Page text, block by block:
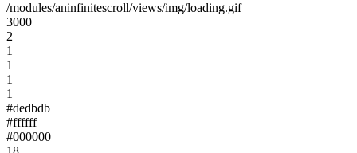
/modules/aninfinitescroll/views/img/loading.gif
3000
2
1
1
1
1
#dedbdb
#ffffff
#000000